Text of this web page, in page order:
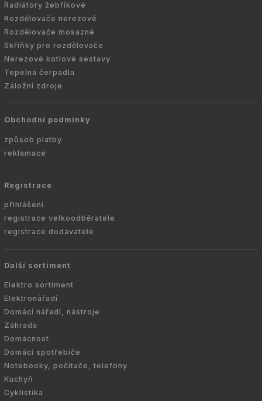
Radiátory žebříkové
Rozdělovače nerezové
Rozdělovače mosazné
Skříňky pro rozdělovače
Nerezové kotlové sestavy
Tepelná čerpadla
Záložní zdroje
Obchodní podmínky
způsob platby
reklamace
Registrace
přihlášení
registrace velkoodběratele
registrace dodavatele
Další sortiment
Elektro sortiment
Elektronářadí
Domácí nářadí, nástroje
Záhrada
Domácnost
Domácí spotřebiče
Notebooky, počítače, telefony
Kuchyň
Cyklistika